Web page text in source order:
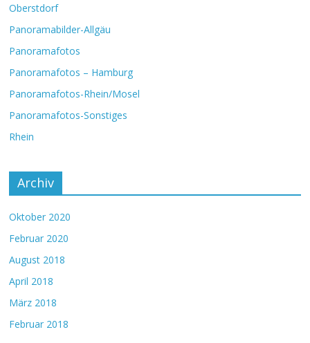
Oberstdorf
Panoramabilder-Allgäu
Panoramafotos
Panoramafotos – Hamburg
Panoramafotos-Rhein/Mosel
Panoramafotos-Sonstiges
Rhein
Archiv
Oktober 2020
Februar 2020
August 2018
April 2018
März 2018
Februar 2018